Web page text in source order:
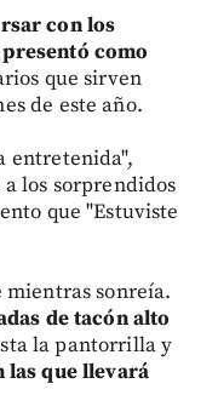
con los
como
que sirven
de este año.
entretenida",
los sorprendidos
que "Estuviste
mientras sonreía.
de tacón alto
la pantorrilla y
las que llevará